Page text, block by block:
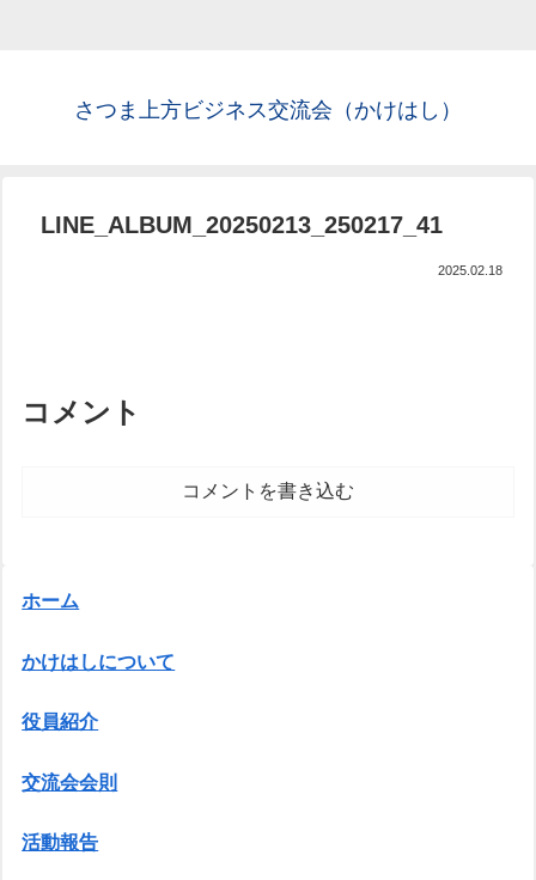
さつま上方ビジネス交流会（かけはし）
LINE_ALBUM_20250213_250217_41
2025.02.18
コメント
コメントを書き込む
ホーム
かけはしについて
役員紹介
交流会会則
活動報告